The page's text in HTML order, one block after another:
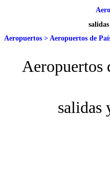
Aeropuertos > Aeropuertos de
Aeropuertos
salidas